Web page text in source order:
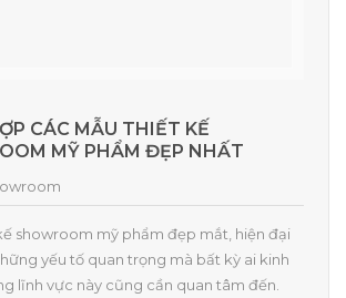
CÁC MẪU THIẾT KẾ
MỸ PHẨM ĐẸP NHẤT
showroom mỹ phẩm đẹp mắt, hiện đại
yếu tố quan trọng mà bất kỳ ai kinh
lĩnh vực này cũng cần quan tâm đến.